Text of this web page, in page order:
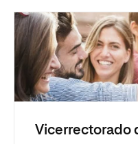
Vicerrectorado